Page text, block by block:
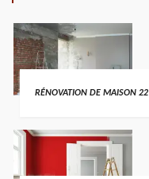
RÉNOVATION DE MAISON 22